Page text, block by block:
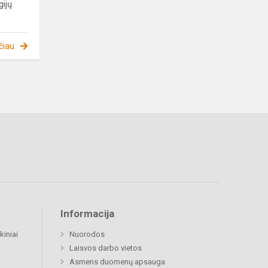
Informacija
Nuorodos
Laisvos darbo vietos
Asmens duomenų apsauga